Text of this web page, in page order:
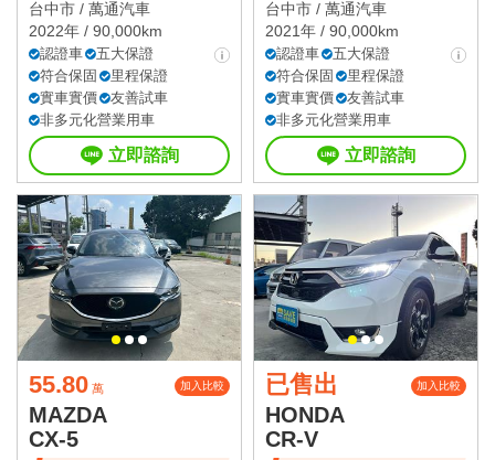
台中市 / 萬通汽車
2022年 / 90,000km
認證車
五大保證
符合保固
里程保證
實車實價
友善試車
非多元化營業用車
立即諮詢
台中市 / 萬通汽車
2021年 / 90,000km
認證車
五大保證
符合保固
里程保證
實車實價
友善試車
非多元化營業用車
立即諮詢
55.80 萬 加入比較
MAZDA
CX-5
已售出 加入比較
HONDA
CR-V